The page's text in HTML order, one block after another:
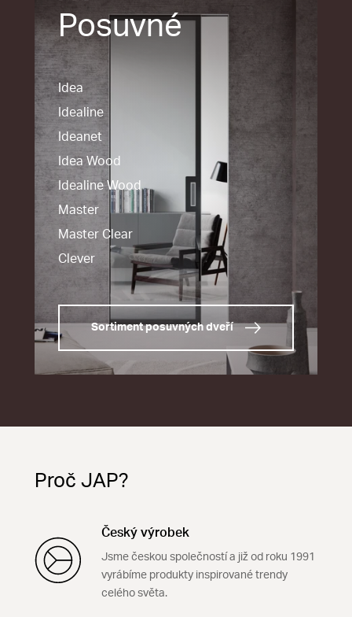
Posuvné
Idea
Idealine
Ideanet
Idea Wood
Idealine Wood
Master
Master Clear
Clever
Sortiment posuvných dveří
Proč JAP?
Český výrobek
Jsme českou společností a již od roku 1991
vyrábíme produkty inspirované trendy
celého světa.